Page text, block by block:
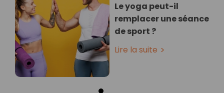
Le yoga peut-il
remplacer une séance
de sport ?
Lire la suite